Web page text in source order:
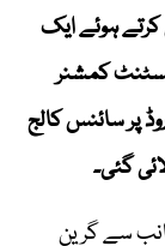
کرتے ہوئے ایک
کمشنر
پر سائنس کالج
گئی۔
سے گرین